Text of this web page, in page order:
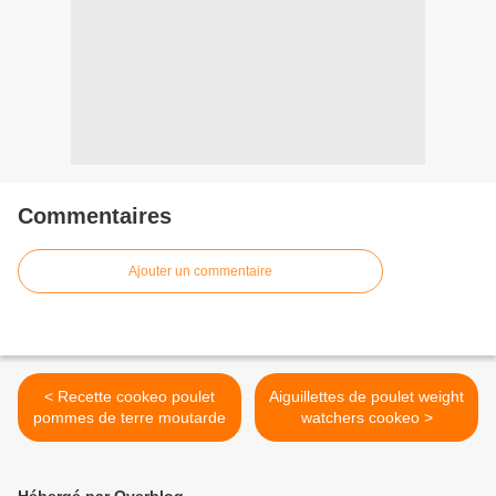
Commentaires
Ajouter un commentaire
< Recette cookeo poulet
pommes de terre moutarde
Aiguillettes de poulet weight
watchers cookeo >